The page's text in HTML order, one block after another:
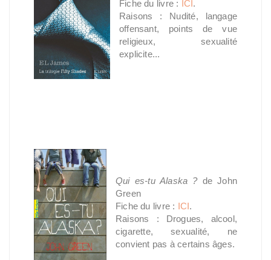
Fiche du livre : ICI .
Raisons : Nudité, langage
offensant, points de vue
religieux, sexualité
explicite...
Qui es-tu Alaska ?de John
Green
Fiche du livre : ICI .
Raisons : Drogues, alcool,
cigarette, sexualité, ne
convient pas à certains âges.